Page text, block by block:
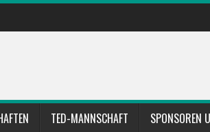
TED-MANNSCHAFT SPONSOREN